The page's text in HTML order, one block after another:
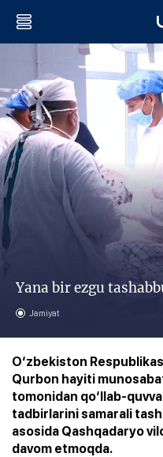
Yana bir ezgu
Jamiyat
O‘zbekiston
Qurbon hayiti
tomonidan qo‘llab-
tadbirlarini samarali
asosida Qashqadaryo
davom etmoqda.